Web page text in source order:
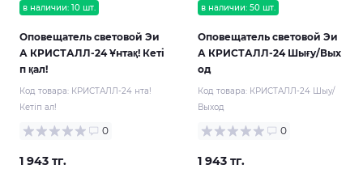
в наличии: 10 шт.
Оповещатель световой Эи
А КРИСТАЛЛ-24 Ұнтақ! Кетi
п қал!
Код товара: КРИСТАЛЛ-24 нта!
Кетiп ал!
0
1 943 тг.
в наличии: 50 шт.
Оповещатель световой Эи
А КРИСТАЛЛ-24 Шығy/Вых
од
Код товара: КРИСТАЛЛ-24 Шыy/
Выход
0
1 943 тг.